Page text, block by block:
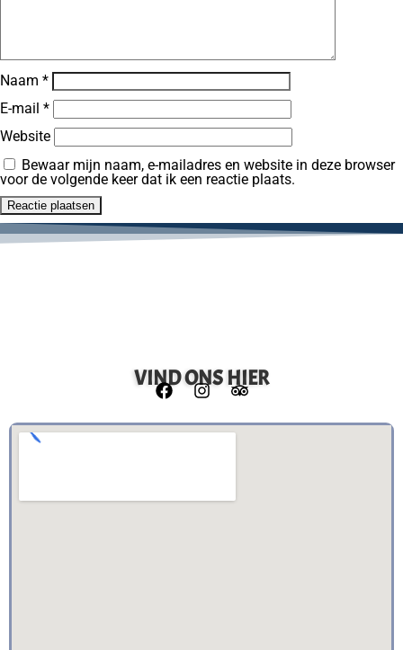
Naam *
E-mail *
Website
Bewaar mijn naam, e-mailadres en website in deze browser
voor de volgende keer dat ik een reactie plaats.
VIND ONS HIER